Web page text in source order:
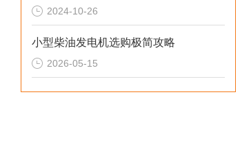
2024-10-26
小型柴油发电机选购极简攻略
2026-05-15